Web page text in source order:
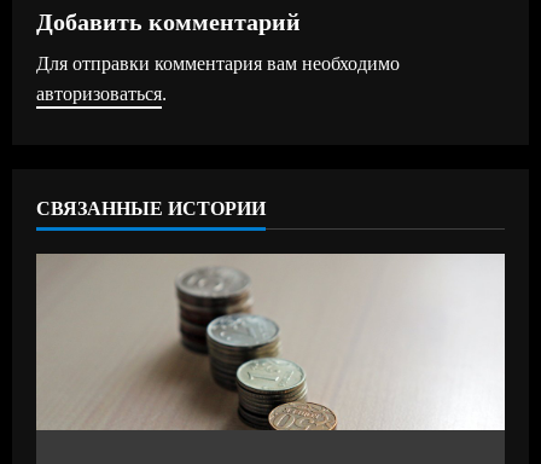
ж
и
ч
и
Добавить комментарий
Для отправки комментария вам необходимо
авторизоваться.
СВЯЗАННЫЕ ИСТОРИИ